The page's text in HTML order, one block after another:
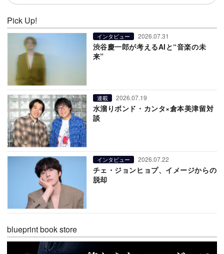
Pick Up!
インタビュー 2026.07.31
渋谷慶一郎が考えるAIと“音楽の未
来”
連載 2026.07.19
水溜りボンド・カンタ×倉本美津留対
談
インタビュー 2026.07.22
チェ・ジョンヒョプ、イメージからの
脱却
blueprint book store